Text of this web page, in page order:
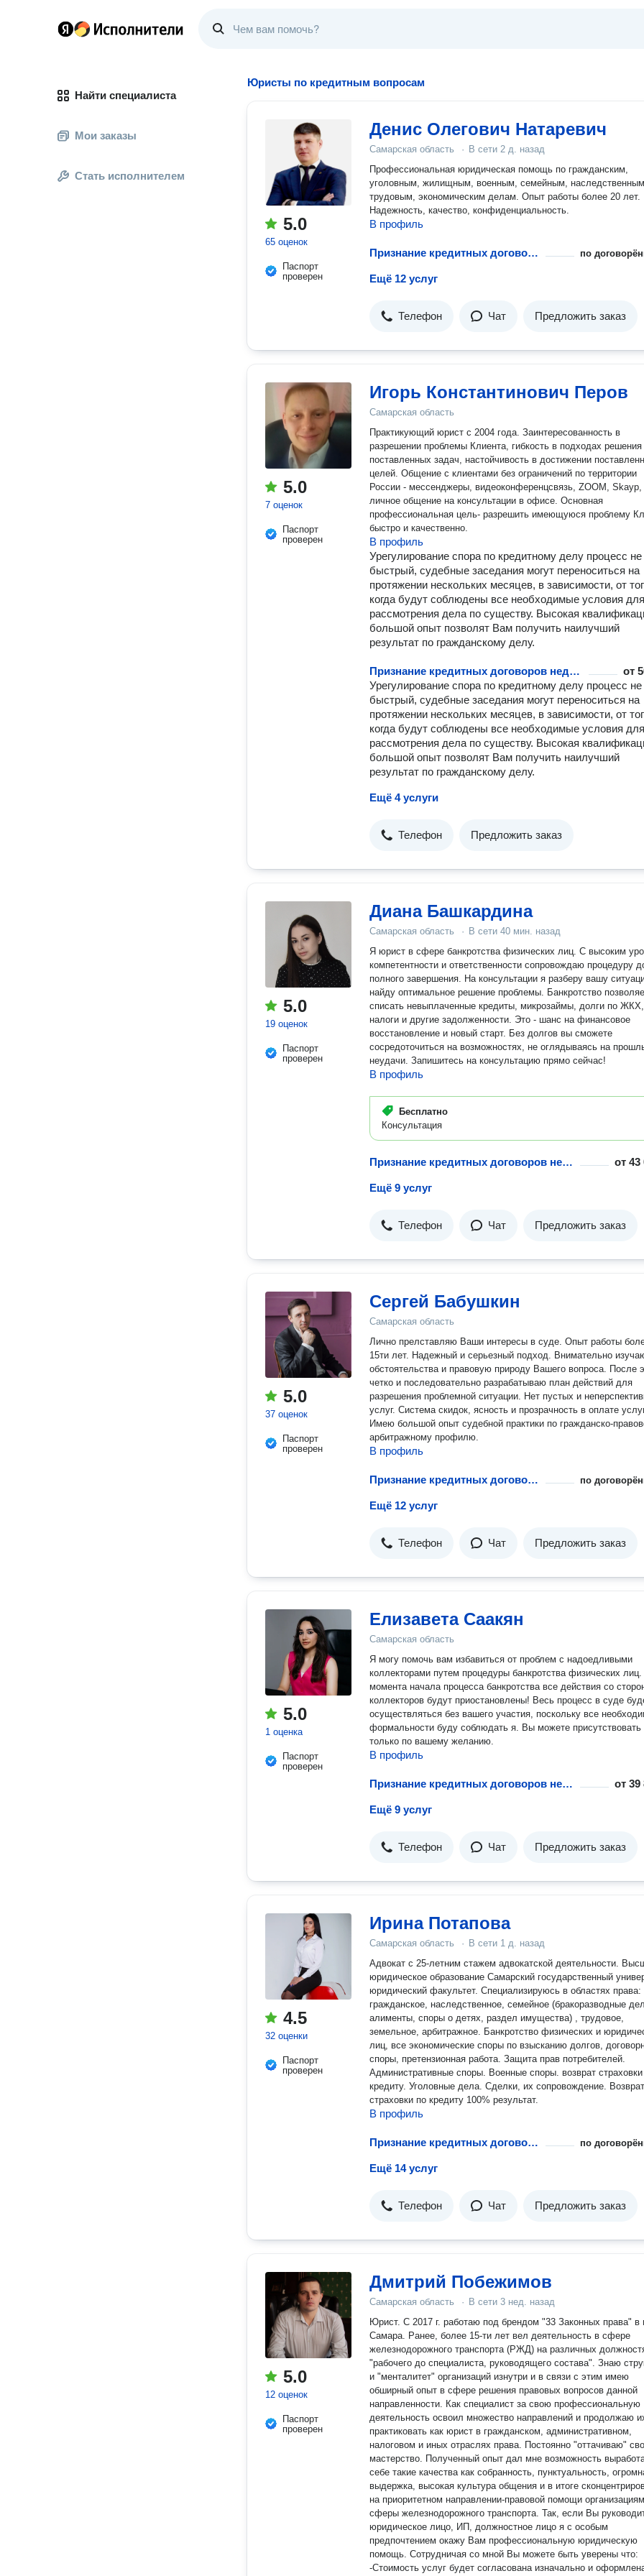
Найти специалиста
Мои заказы
Стать исполнителем
Юристы по кредитным вопросам
5.0
65 оценок
Паспорт
проверен
Денис Олегович Натаревич
Самарская область · В сети 2 д. назад
Профессиональная юридическая помощь по гражданским,
уголовным, жилищным, военным, семейным,
трудовым, экономическим делам. Опыт работы более 20 лет.
Надежность, качество, конфиденциальность.
В профиль
Признание кредитных договоров недействительными по
Ещё 12 услуг
Телефон Чат Предложить заказ
5.0
7 оценок
Паспорт
проверен
Игорь Константинович Перов
Самарская область
Практикующий юрист с 2004 года. Заинтересованность в
разрешении проблемы Клиента, гибкость в подходах решения
поставленных задач, настойчивость в достижении
целей. Общение с клиентами без ограничений по территории
России - мессенджеры, видеоконференцсвязь, ZOOM, Skayp,
личное общение на консультации в офисе. Основная
профессиональная цель- разрешить имеющуюся проблему
быстро и качественно.
В профиль
Урегулирование спора по кредитному делу процесс не
быстрый, судебные заседания могут переноситься на
протяжении нескольких месяцев, в зависимости, от
когда будут соблюдены все необходимые условия для
рассмотрения дела по существу. Высокая
большой опыт позволят Вам получить наилучший
результат по гражданскому делу.
Признание кредитных договоров недействительными от
Урегулирование спора по кредитному делу процесс не
быстрый, судебные заседания могут переноситься на
протяжении нескольких месяцев, в зависимости, от
когда будут соблюдены все необходимые условия для
рассмотрения дела по существу. Высокая
большой опыт позволят Вам получить наилучший
результат по гражданскому делу.
Ещё 4 услуги
Телефон Предложить заказ
5.0
19 оценок
Паспорт
проверен
Диана Башкардина
Самарская область · В сети 40 мин. назад
Я юрист в сфере банкротства физических лиц. С высоким
компетентности и ответственности сопровождаю процедуру
полного завершения. На консультации я разберу вашу
найду оптимальное решение проблемы. Банкротство позволяет
списать невыплаченные кредиты, микрозаймы, долги по ЖКХ,
налоги и другие задолженности. Это - шанс на финансовое
восстановление и новый старт. Без долгов вы сможете
сосредоточиться на возможностях, не оглядываясь на
неудачи. Запишитесь на консультацию прямо сейчас!
В профиль
Бесплатно
Консультация
Признание кредитных договоров недействительными от43
Ещё 9 услуг
Телефон Чат Предложить заказ
5.0
37 оценок
Паспорт
проверен
Сергей Бабушкин
Самарская область
Лично прелставляю Ваши интересы в суде. Опыт работы
15ти лет. Надежный и серьезный подход. Внимательно изучаю все
обстоятельства и правовую природу Вашего вопроса. После
четко и последовательно разрабатываю план действий для
разрешения проблемной ситуации. Нет пустых и
услуг. Система скидок, ясность и прозрачность в оплате услуг.
Имею большой опыт судебной практики по гражданско-
арбитражному профилю.
В профиль
Признание кредитных договоров недействительными по
Ещё 12 услуг
Телефон Чат Предложить заказ
5.0
1 оценка
Паспорт
проверен
Елизавета Саакян
Самарская область
Я могу помочь вам избавиться от проблем с надоедливыми
коллекторами путем процедуры банкротства физических
момента начала процесса банкротства все действия со стороны
коллекторов будут приостановлены! Весь процесс в суде
осуществляться без вашего участия, поскольку все
формальности буду соблюдать я. Вы можете присутствовать
только по вашему желанию.
В профиль
Признание кредитных договоров недействительными от39
Ещё 9 услуг
Телефон Чат Предложить заказ
4.5
32 оценки
Паспорт
проверен
Ирина Потапова
Самарская область · В сети 1 д. назад
Адвокат с 25-летним стажем адвокатской деятельности.
юридическое образование Самарский государственный
юридический факультет. Специализируюсь в областях права:
гражданское, наследственное, семейное (бракоразводные
алименты, споры о детях, раздел имущества) , трудовое,
земельное, арбитражное. Банкротство физических и
лиц, все экономические споры по взысканию долгов,
споры, претензионная работа. Защита прав потребителей.
Административные споры. Военные споры. возврат
кредиту. Уголовные дела. Сделки, их сопровождение. Возврат
страховки по кредиту 100% результат.
В профиль
Признание кредитных договоров недействительными по
Ещё 14 услуг
Телефон Чат Предложить заказ
5.0
12 оценок
Паспорт
проверен
Дмитрий Побежимов
Самарская область · В сети 3 нед. назад
Юрист. С 2017 г. работаю под брендом "33 Законных права" в
Самара. Ранее, более 15-ти лет вел деятельность в сфере
железнодорожного транспорта (РЖД) на различных
"рабочего до специалиста, руководящего состава". Знаю
и "менталитет" организаций изнутри и в связи с этим имею
обширный опыт в сфере решения правовых вопросов данной
направленности. Как специалист за свою профессиональную
деятельность освоил множество направлений и продолжаю
практиковать как юрист в гражданском, административном,
налоговом и иных отраслях права. Постоянно "оттачиваю" свое
мастерство. Полученный опыт дал мне возможность выработать в
себе такие качества как собранность, пунктуальность,
выдержка, высокая культура общения и в итоге сконцентрироваться
на приоритетном направлении-правовой помощи организациям
сферы железнодорожного транспорта. Так, если Вы
юридическое лицо, ИП, должностное лицо я с особым
предпочтением окажу Вам профессиональную юридическую
помощь. Сотрудничая со мной Вы можете быть уверены что:
-Стоимость услуг будет согласована изначально и